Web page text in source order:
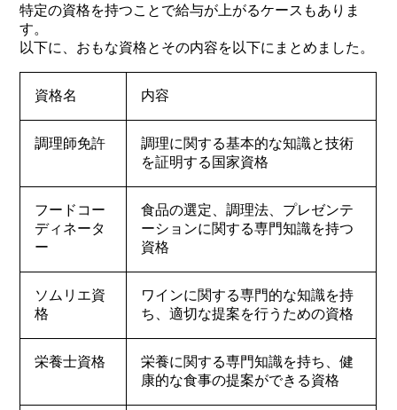
特定の資格を持つことで給与が上がるケースもありま
す。
以下に、おもな資格とその内容を以下にまとめました。
資格名 内容
調理師免許
調理に関する基本的な知識と技術
を証明する国家資格
フードコー
ディネータ
ー
食品の選定、調理法、プレゼンテ
ーションに関する専門知識を持つ
資格
ソムリエ資
格
ワインに関する専門的な知識を持
ち、適切な提案を行うための資格
栄養士資格
栄養に関する専門知識を持ち、健
康的な食事の提案ができる資格